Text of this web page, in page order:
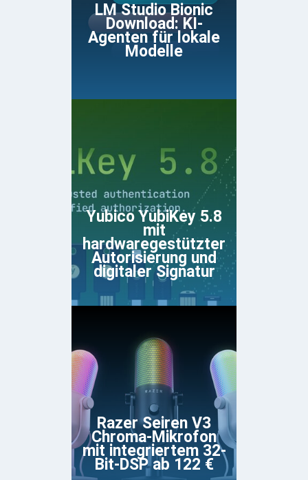
LM Studio Bionic
Download: KI-
Agenten für lokale
Modelle
Yubico YubiKey 5.8
mit
hardwaregestützter
Autorisierung und
digitaler Signatur
Razer Seiren V3
Chroma-Mikrofon
mit integriertem 32-
Bit-DSP ab 122 €